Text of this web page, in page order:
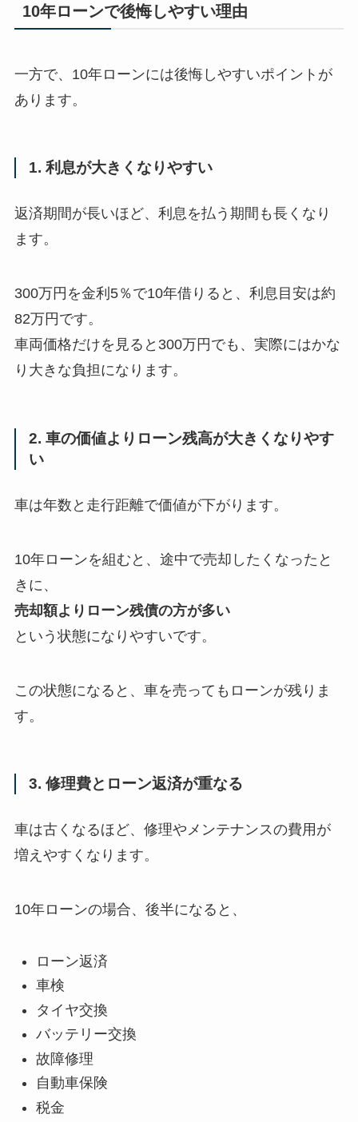
10年ローンで後悔しやすい理由
一方で、10年ローンには後悔しやすいポイントが
あります。
1. 利息が大きくなりやすい
返済期間が長いほど、利息を払う期間も長くなり
ます。
300万円を金利5％で10年借りると、利息目安は約
82万円です。
車両価格だけを見ると300万円でも、実際にはかな
り大きな負担になります。
2. 車の価値よりローン残高が大きくなりやす
い
車は年数と走行距離で価値が下がります。
10年ローンを組むと、途中で売却したくなったと
きに、
売却額よりローン残債の方が多い
という状態になりやすいです。
この状態になると、車を売ってもローンが残りま
す。
3. 修理費とローン返済が重なる
車は古くなるほど、修理やメンテナンスの費用が
増えやすくなります。
10年ローンの場合、後半になると、
ローン返済
車検
タイヤ交換
バッテリー交換
故障修理
自動車保険
税金